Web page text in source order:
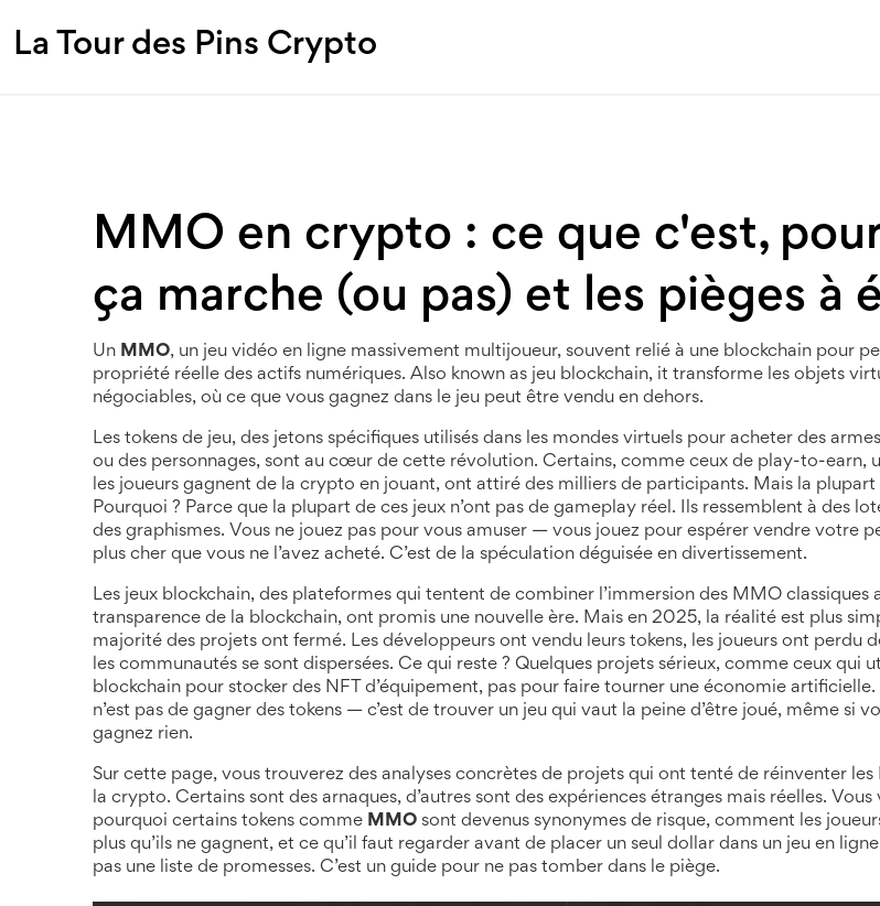
La Tour des Pins Crypto
MMO en crypto : ce que c'est,
ça marche (ou pas) et les pièges à
Un MMO, un jeu vidéo en ligne massivement multijoueur, souvent relié à une blockchain pour
propriété réelle des actifs numériques. Also known as jeu blockchain, it transforme les objets
négociables, où ce que vous gagnez dans le jeu peut être vendu en dehors.
Les tokens de jeu, des jetons spécifiques utilisés dans les mondes virtuels pour acheter des
ou des personnages, sont au cœur de cette révolution. Certains, comme ceux de play-to-earn,
les joueurs gagnent de la crypto en jouant, ont attiré des milliers de participants. Mais la plupart
Pourquoi ? Parce que la plupart de ces jeux n’ont pas de gameplay réel. Ils ressemblent à des
des graphismes. Vous ne jouez pas pour vous amuser — vous jouez pour espérer vendre votre
plus cher que vous ne l’avez acheté. C’est de la spéculation déguisée en divertissement.
Les jeux blockchain, des plateformes qui tentent de combiner l’immersion des MMO classiques
transparence de la blockchain, ont promis une nouvelle ère. Mais en 2025, la réalité est plus
majorité des projets ont fermé. Les développeurs ont vendu leurs tokens, les joueurs ont perdu
les communautés se sont dispersées. Ce qui reste ? Quelques projets sérieux, comme ceux qui
blockchain pour stocker des NFT d’équipement, pas pour faire tourner une économie artificielle.
n’est pas de gagner des tokens — c’est de trouver un jeu qui vaut la peine d’être joué, même si
gagnez rien.
Sur cette page, vous trouverez des analyses concrètes de projets qui ont tenté de réinventer
la crypto. Certains sont des arnaques, d’autres sont des expériences étranges mais réelles. Vous
pourquoi certains tokens comme MMO sont devenus synonymes de risque, comment les
plus qu’ils ne gagnent, et ce qu’il faut regarder avant de placer un seul dollar dans un jeu en
pas une liste de promesses. C’est un guide pour ne pas tomber dans le piège.